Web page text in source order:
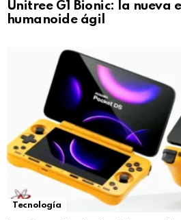
Unitree G1 Bionic: la nueva
humanoide ágil
Tecnología